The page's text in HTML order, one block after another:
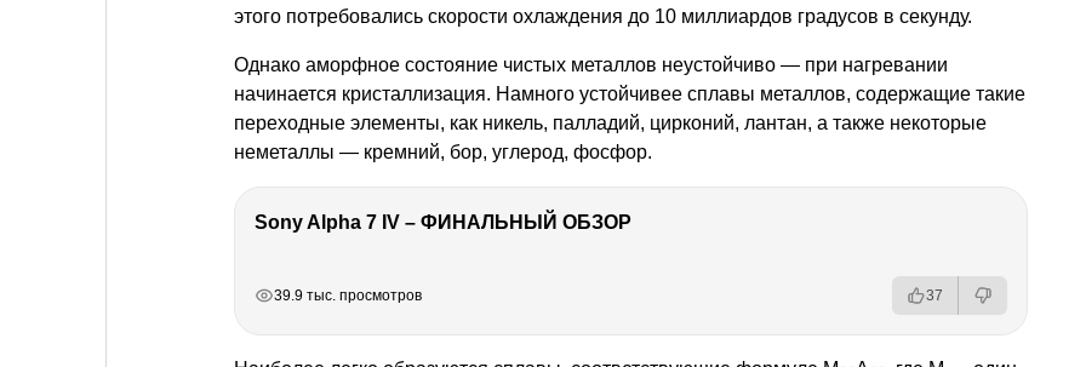
этого потребовались скорости охлаждения до 10 миллиардов градусов в секунду.
Однако аморфное состояние чистых металлов неустойчиво — при нагревании
начинается кристаллизация. Намного устойчивее сплавы металлов, содержащие такие
переходные элементы, как никель, палладий, цирконий, лантан, а также некоторые
неметаллы — кремний, бор, углерод, фосфор.
Sony Alpha 7 IV – ФИНАЛЬНЫЙ ОБЗОР
39.9 тыс. просмотров 37